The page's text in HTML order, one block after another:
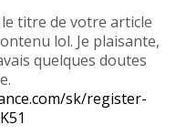
le titre de votre article
lol. Je plaisante,
quelques doutes
sk/register-